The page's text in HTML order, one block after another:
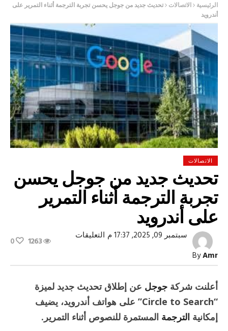
الرئيسية الاتصالات تحديث جديد من جوجل يحسن تجربة الترجمة أثناء التمرير على
أندرويد
الاتصالات
تحديث جديد من جوجل يحسن
تجربة الترجمة أثناء التمرير
على أندرويد
ByAmr
سبتمبر 09, 2025, 17:37 م التعليقاتعلى
جوجل
تجربة
الترجمة
أثناء
التمرير
على
أندرويد
1263
0
أعلنت شركةجوجلعن إطلاق تحديث جديد لميزة
“Circle to Search” على هواتف أندرويد، يضيف
إمكانيةالترجمةالمستمرة للنصوص أثناء التمرير.